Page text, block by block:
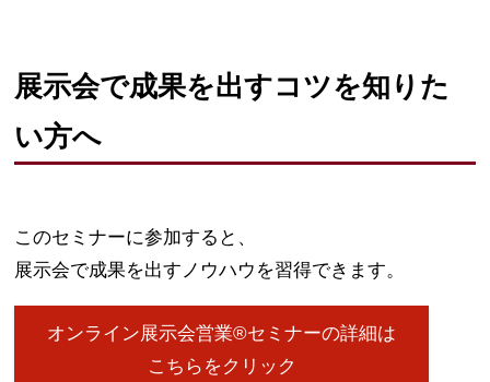
展示会で成果を出すコツを知りた
い方へ
このセミナーに参加すると、
展示会で成果を出すノウハウを習得できます。
オンライン展示会営業®セミナーの詳細は
こちらをクリック